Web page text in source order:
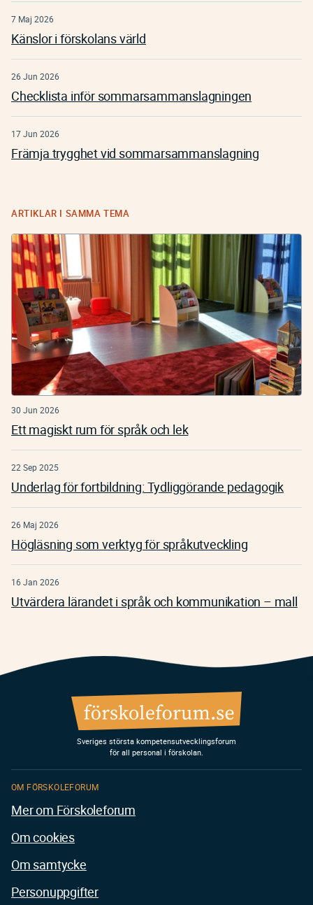
7 Maj 2026
Känslor i förskolans värld
26 Jun 2026
Checklista inför sommarsammanslagningen
17 Jun 2026
Främja trygghet vid sommarsammanslagning
ARTIKLAR I SAMMA TEMA
30 Jun 2026
Ett magiskt rum för språk och lek
22 Sep 2025
Underlag för fortbildning: Tydliggörande pedagogik
26 Maj 2026
Högläsning som verktyg för språkutveckling
16 Jan 2026
Utvärdera lärandet i språk och kommunikation – mall
Sveriges största kompetensutvecklingsforum
för all personal i förskolan.
OM FÖRSKOLEFORUM
Mer om Förskoleforum
Om cookies
Om samtycke
Personuppgifter